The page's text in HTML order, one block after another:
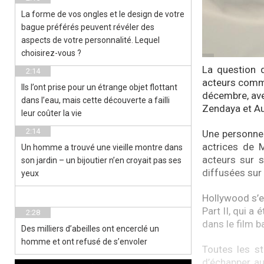
La question
acteurs
décembre,
Zendaya et
Une
actrices de
acteurs sur
diffusées sur
Hollywood
Part II, qui a
dans le film
Toutes les
La forme de vos ongles et le design de votre
bague préférés peuvent révéler des
aspects de votre personnalité. Lequel
choisirez-vous ?
2:14
Ils l’ont prise pour un étrange objet flottant
dans l’eau, mais cette découverte a failli
leur coûter la vie
2:14
Un homme a trouvé une vieille montre dans
son jardin – un bijoutier n’en croyait pas ses
yeux
2:28
Des milliers d’abeilles ont encerclé un
homme et ont refusé de s’envoler